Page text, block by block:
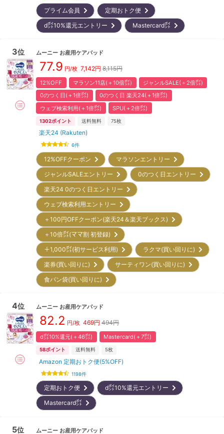
プライム会員
定期おトク便
d㌽10%還元エントリー
Mastercard㌽
3位 ムーニー お産用ケアパッド
77.9 円/枚 7,142円 8,115円
12%OFF マラソン11店(＋10倍㌽)
ジャンルSALE(＋2倍㌽)
0のつく日(＋1倍㌽)
0のつく日 楽天24(＋1倍㌽)
ウェブ検索利用(＋1倍㌽)
SPU(＋2倍㌽)
1302ポイント 送料無料 75枚
楽天24 (Rakuten)
6件
12%OFFクーポン
マラソンエントリー
ジャンルSALEエントリー
0のつく日エントリー
楽天24 0のつく日エントリー
ウェブ検索利用エントリー
＋100円OFFクーポン(楽天24＆楽天ブックス)
＋10倍㌽(ママ割 初登録)
＋1,000㌽(初サービス利用)
ラクマ(買い回りに)
楽券(買い回りに)
サーティワン(買い回りに)
食パン袋(買い回りに)
4位 ムーニー お産用ケアパッド
82.2 円/枚 469円 494円
d㌽10%還元(＋46㌽) Mastercard(＋7㌽)
58ポイント 送料無料 5枚
Amazon 定期おトク便(5%OFF)
1198件
定期おトク便
d㌽10%還元エントリー
Mastercard㌽
5位 ムーニー お産用ケアパッド